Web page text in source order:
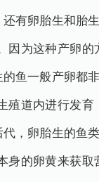
有卵胎生和胎生
为这种产卵
鱼一般产卵都
道内进行发
，卵胎生的鱼
的卵黄来获